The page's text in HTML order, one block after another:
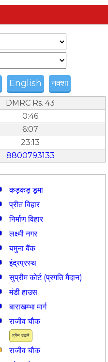
English नक्शा
DMRC Rs. 43
0:46
6:07
23:13
8800793133
कड़कड़ डूमा
प्रीत विहार
निर्माण विहार
लक्ष्मी नगर
यमुना बैंक
इंद्रप्रस्थ
सुप्रीम कोर्ट (प्रगति मैदान)
मंडी हाउस
बाराखम्भा मार्ग
ट्रैन बदलें
राजीव चौक
राजीव चौक